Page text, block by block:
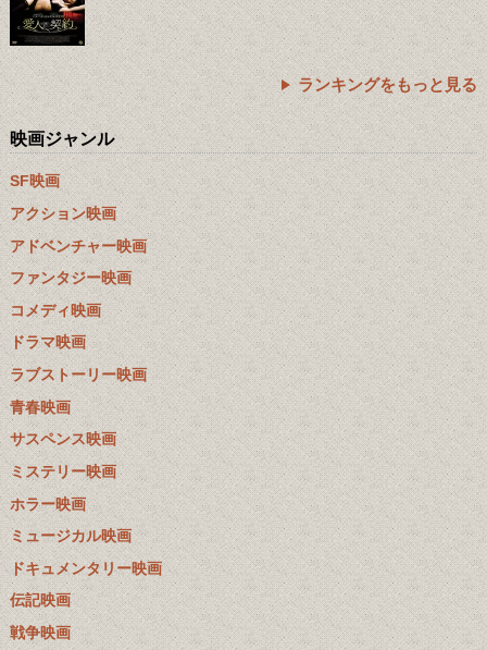
ランキングをもっと見る
映画ジャンル
SF映画
アクション映画
アドベンチャー映画
ファンタジー映画
コメディ映画
ドラマ映画
ラブストーリー映画
青春映画
サスペンス映画
ミステリー映画
ホラー映画
ミュージカル映画
ドキュメンタリー映画
伝記映画
戦争映画